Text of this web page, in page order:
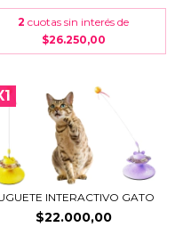
2 cuotas sin interés de
$26.250,00
INTERACTIVO GATO
$22.000,00